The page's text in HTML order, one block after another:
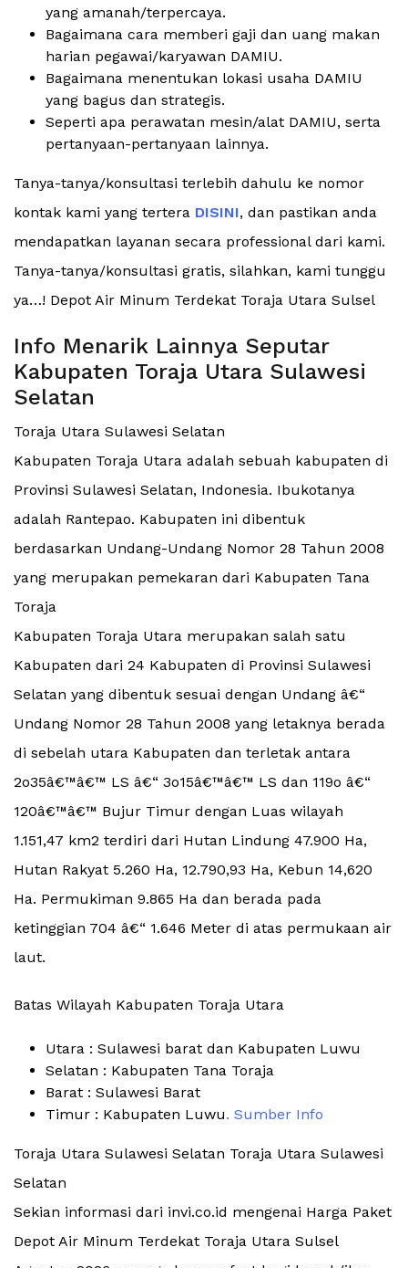
yang amanah/terpercaya.
Bagaimana cara memberi gaji dan uang makan
harian pegawai/karyawan DAMIU.
Bagaimana menentukan lokasi usaha DAMIU
yang bagus dan strategis.
Seperti apa perawatan mesin/alat DAMIU, serta
pertanyaan-pertanyaan lainnya.
Tanya-tanya/konsultasi terlebih dahulu ke nomor
kontak kami yang tertera DISINI, dan pastikan anda
mendapatkan layanan secara professional dari kami.
Tanya-tanya/konsultasi gratis, silahkan, kami tunggu
ya…! Depot Air Minum Terdekat Toraja Utara Sulsel
Info Menarik Lainnya Seputar
Kabupaten Toraja Utara Sulawesi
Selatan
Toraja Utara Sulawesi Selatan
Kabupaten Toraja Utara adalah sebuah kabupaten di
Provinsi Sulawesi Selatan, Indonesia. Ibukotanya
adalah Rantepao. Kabupaten ini dibentuk
berdasarkan Undang-Undang Nomor 28 Tahun 2008
yang merupakan pemekaran dari Kabupaten Tana
Toraja
Kabupaten Toraja Utara merupakan salah satu
Kabupaten dari 24 Kabupaten di Provinsi Sulawesi
Selatan yang dibentuk sesuai dengan Undang â€“
Undang Nomor 28 Tahun 2008 yang letaknya berada
di sebelah utara Kabupaten dan terletak antara
2o35â€™â€™ LS â€“ 3o15â€™â€™ LS dan 119o â€“
120â€™â€™ Bujur Timur dengan Luas wilayah
1.151,47 km2 terdiri dari Hutan Lindung 47.900 Ha,
Hutan Rakyat 5.260 Ha, 12.790,93 Ha, Kebun 14,620
Ha. Permukiman 9.865 Ha dan berada pada
ketinggian 704 â€“ 1.646 Meter di atas permukaan air
laut.
Batas Wilayah Kabupaten Toraja Utara
Utara : Sulawesi barat dan Kabupaten Luwu
Selatan : Kabupaten Tana Toraja
Barat : Sulawesi Barat
Timur : Kabupaten Luwu. Sumber Info
Toraja Utara Sulawesi Selatan Toraja Utara Sulawesi
Selatan
Sekian informasi dari invi.co.id mengenai Harga Paket
Depot Air Minum Terdekat Toraja Utara Sulsel